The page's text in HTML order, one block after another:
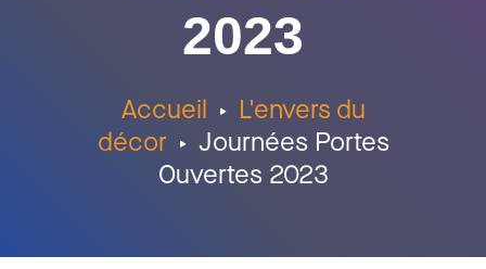
2023
Accueil
L'envers du
décor
Journées Portes
Ouvertes 2023